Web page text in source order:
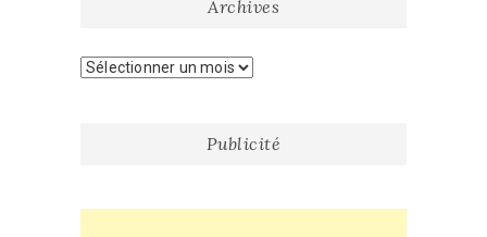
Archives
Archives
Publicité